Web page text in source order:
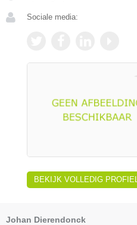
Sociale media:
BEKIJK VOLLEDIG PROFIEL
Johan Dierendonck